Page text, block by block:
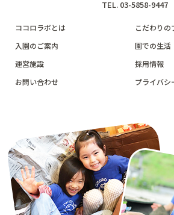
TEL. 03-5858-9447
ココロラボとは
こだわりの
入園のご案内
園での生活
運営施設
採用情報
お問い合わせ
プライバシ